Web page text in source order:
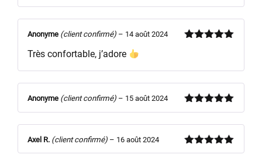
Anonyme (client confirmé) – 14 août 2024
Très confortable, j’adore
Note5sur
Anonyme (client confirmé) – 15 août 2024
Note5sur
Axel R. (client confirmé) – 16 août 2024